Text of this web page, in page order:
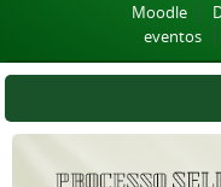
Moodle
eventos